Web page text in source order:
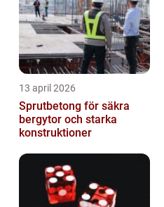
13 april 2026
Sprutbetong för säkra
bergytor och starka
konstruktioner